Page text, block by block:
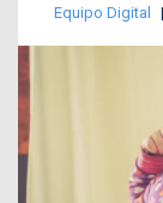
Equipo Digital